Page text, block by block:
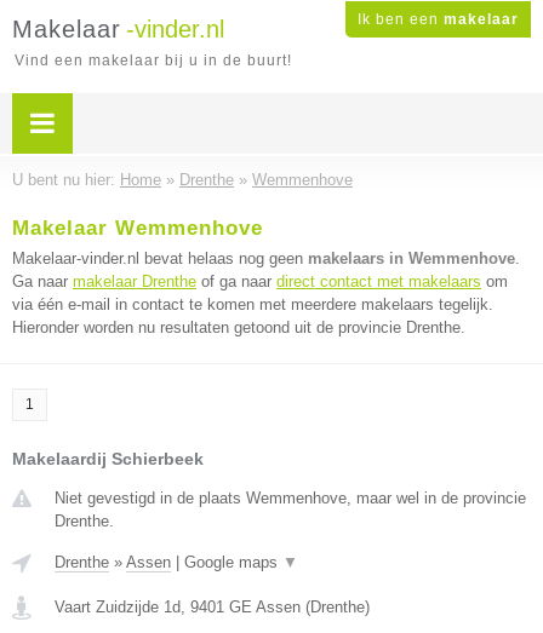
Ik ben een makelaar
Makelaar -vinder.nl
Vind een makelaar bij u in de buurt!
U bent nu hier: Home » Drenthe » Wemmenhove
Makelaar Wemmenhove
Makelaar-vinder.nl bevat helaas nog geen makelaars in Wemmenhove.
Ga naar makelaar Drenthe of ga naar direct contact met makelaars om
via één e-mail in contact te komen met meerdere makelaars tegelijk.
Hieronder worden nu resultaten getoond uit de provincie Drenthe.
1
Makelaardij Schierbeek
Niet gevestigd in de plaats Wemmenhove, maar wel in de provincie
Drenthe.
Drenthe » Assen Google maps ▼
Vaart Zuidzijde 1d, 9401 GE Assen (Drenthe)